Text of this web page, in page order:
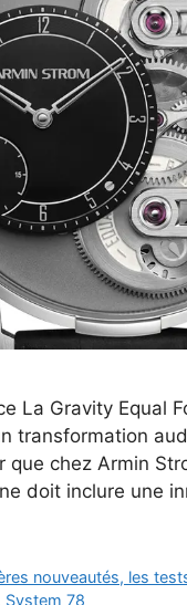
La Gravity Equal
transformation
chez Armin
doit inclure une
nouveautés, les
System 78